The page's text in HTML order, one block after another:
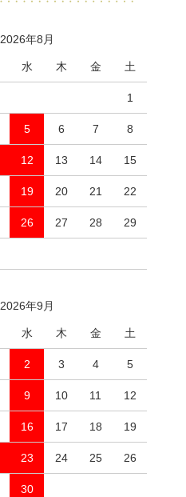
2026年8月
水 木 金 土
1
5 6 7 8
12 13 14 15
19 20 21 22
26 27 28 29
2026年9月
水 木 金 土
2 3 4 5
9 10 11 12
16 17 18 19
23 24 25 26
30